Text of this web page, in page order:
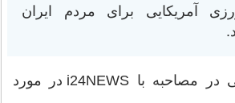
آمریکایی برای مردم ایران
یک مقام آمریکایی در مصاحبه با i24NEWS در مورد